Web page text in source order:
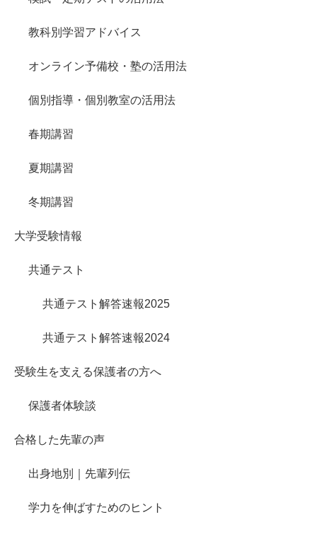
教科別学習アドバイス
オンライン予備校・塾の活用法
個別指導・個別教室の活用法
春期講習
夏期講習
冬期講習
大学受験情報
共通テスト
共通テスト解答速報2025
共通テスト解答速報2024
受験生を支える保護者の方へ
保護者体験談
合格した先輩の声
出身地別｜先輩列伝
学力を伸ばすためのヒント